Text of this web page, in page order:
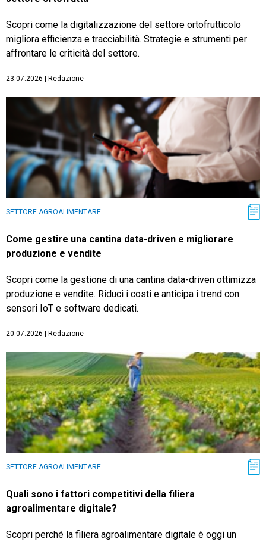
Scopri come la digitalizzazione del settore ortofrutticolo
migliora efficienza e tracciabilità. Strategie e strumenti per
affrontare le criticità del settore.
23.07.2026 Redazione
SETTORE AGROALIMENTARE
Come gestire una cantina data-driven e migliorare
produzione e vendite
Scopri come la gestione di una cantina data-driven ottimizza
produzione e vendite. Riduci i costi e anticipa i trend con
sensori IoT e software dedicati.
20.07.2026 Redazione
SETTORE AGROALIMENTARE
Quali sono i fattori competitivi della filiera
agroalimentare digitale?
Scopri perché la filiera agroalimentare digitale è oggi un